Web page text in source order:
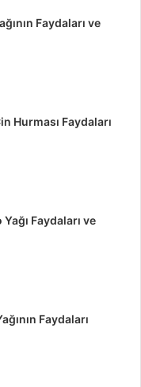
Faydaları ve
Hurması Faydaları
Faydaları ve
Faydaları